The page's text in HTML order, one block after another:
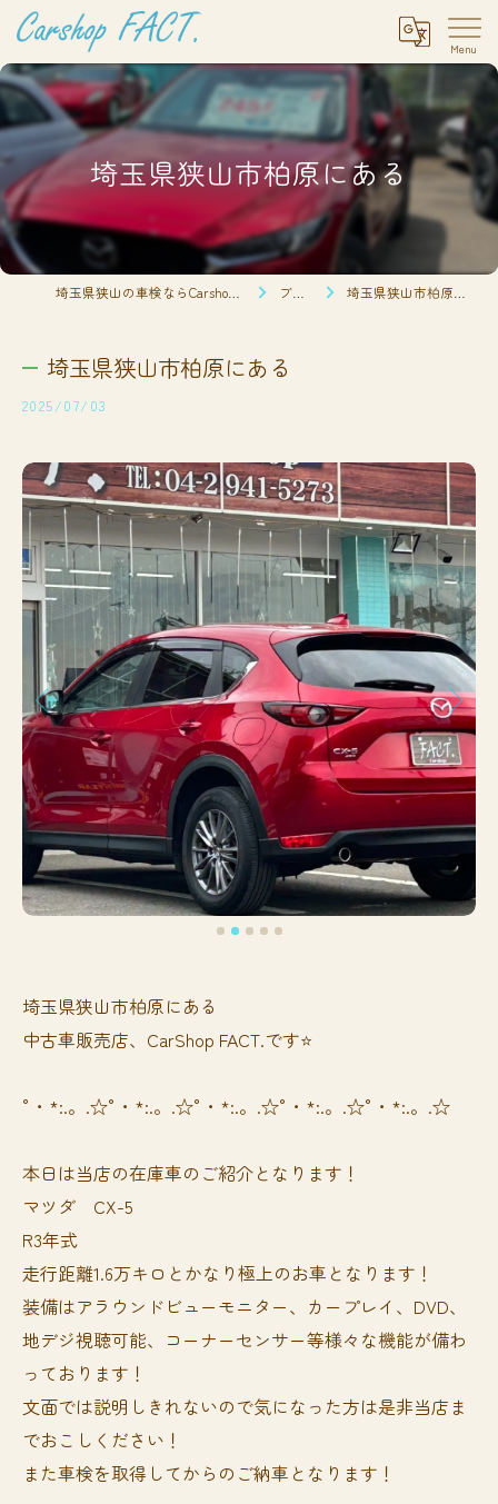
埼玉県狭山市柏原にある
ブログ 埼玉県狭山市柏原にある
埼玉県狭山市柏原にある
2025/07/03
埼玉県狭山市柏原にある
中古車販売店、CarShop FACT.です⭐️
°・*:.。.☆°・*:.。.☆°・*:.。.☆°・*:.。.☆°・*:.。.☆
本日は当店の在庫車のご紹介となります！
マツダ CX-5
R3年式
走行距離1.6万キロとかなり極上のお車となります！
装備はアラウンドビューモニター、カープレイ、DVD、
地デジ視聴可能、コーナーセンサー等様々な機能が備わ
っております！
文面では説明しきれないので気になった方は是非当店ま
でおこしください！
また車検を取得してからのご納車となります！